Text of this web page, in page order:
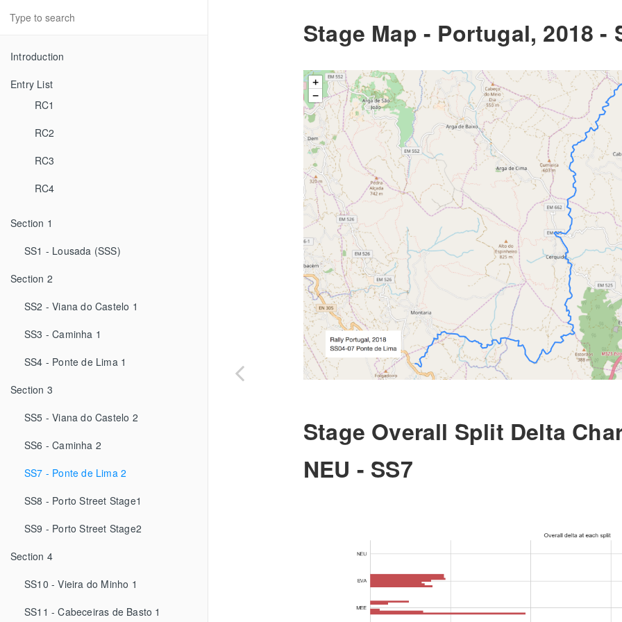
Introduction
Entry List
RC1
RC2
RC3
RC4
Section 1
SS1 - Lousada (SSS)
Section 2
SS2 - Viana do Castelo 1
SS3 - Caminha 1
SS4 - Ponte de Lima 1
Section 3
SS5 - Viana do Castelo 2
SS6 - Caminha 2
SS7 - Ponte de Lima 2
SS8 - Porto Street Stage1
SS9 - Porto Street Stage2
Section 4
SS10 - Vieira do Minho 1
SS11 - Cabeceiras de Basto 1
Stage Map - Portugal, 2018 -
Stage Overall Split Delta
NEU - SS7